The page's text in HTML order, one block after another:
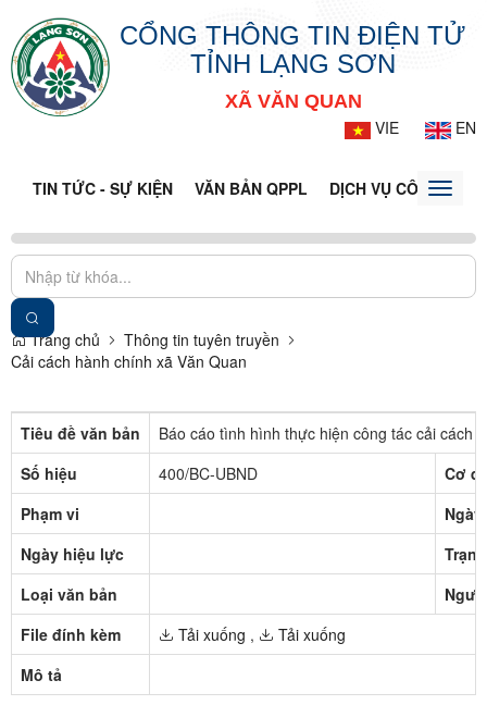
CỔNG THÔNG TIN ĐIỆN TỬ
TỈNH LẠNG SƠN
XÃ VĂN QUAN
VIE
EN
TIN TỨC - SỰ KIỆN VĂN BẢN QPPL DỊCH VỤ CÔNGToggle
Trang chủ
Thông tin tuyên truyền
Cải cách hành chính xã Văn Quan
Tiêu đề văn bản
Báo cáo tình hình thực hiện công tác cải cách
Số hiệu
400/BC-UBND
Cơ
Phạm vi
Ngày hiệu lực
Loại văn bản
File đính kèm
Tải xuống ,
Tải xuống
Mô tả